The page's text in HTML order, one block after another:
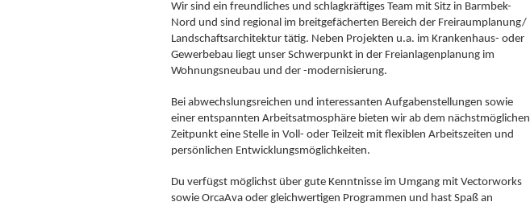
Wir sind ein freundliches und schlagkräftiges Team mit Sitz in Barmbek-
Nord und sind regional im breitgefächerten Bereich der Freiraumplanung/
Landschaftsarchitektur tätig. Neben Projekten u.a. im Krankenhaus- oder
Gewerbebau liegt unser Schwerpunkt in der Freianlagenplanung im
Wohnungsneubau und der -modernisierung.
Bei abwechslungsreichen und interessanten Aufgabenstellungen sowie
einer entspannten Arbeitsatmosphäre bieten wir ab dem nächstmöglichen
Zeitpunkt eine Stelle in Voll- oder Teilzeit mit flexiblen Arbeitszeiten und
persönlichen Entwicklungsmöglichkeiten.
Du verfügst möglichst über gute Kenntnisse im Umgang mit Vectorworks
sowie OrcaAva oder gleichwertigen Programmen und hast Spaß an